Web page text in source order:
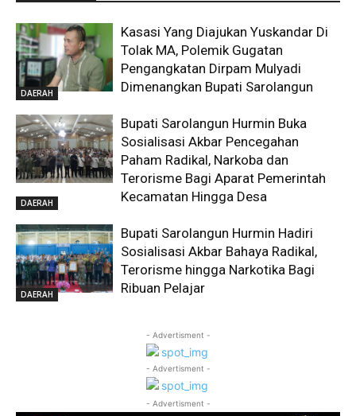
DAERAH
Kasasi Yang Diajukan Yuskandar Di
Tolak MA, Polemik Gugatan
Pengangkatan Dirpam Mulyadi
Dimenangkan Bupati Sarolangun
DAERAH
Bupati Sarolangun Hurmin Buka
Sosialisasi Akbar Pencegahan
Paham Radikal, Narkoba dan
Terorisme Bagi Aparat Pemerintah
Kecamatan Hingga Desa
DAERAH
Bupati Sarolangun Hurmin Hadiri
Sosialisasi Akbar Bahaya Radikal,
Terorisme hingga Narkotika Bagi
Ribuan Pelajar
- Advertisment -
- Advertisment -
- Advertisment -